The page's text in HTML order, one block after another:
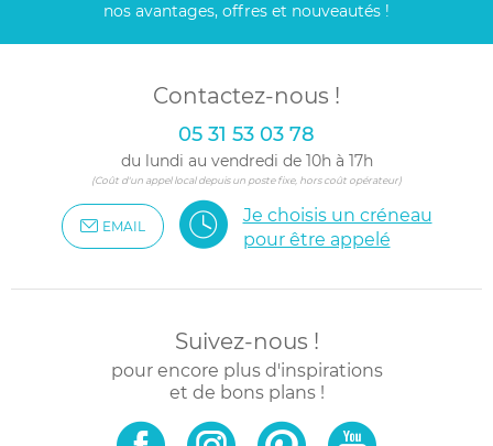
nos avantages, offres et nouveautés !
Contactez-nous !
05 31 53 03 78
du lundi au vendredi de 10h à 17h
(Coût d'un appel local depuis un poste fixe, hors coût opérateur)
EMAIL
Je choisis un créneau
pour être appelé
Suivez-nous !
pour encore plus d'inspirations
et de bons plans !